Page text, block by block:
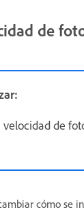
de
velocidad de
cómo se